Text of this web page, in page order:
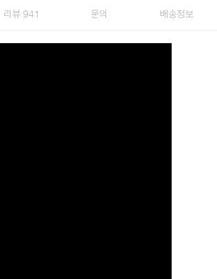
리뷰 941 문의 배송정보